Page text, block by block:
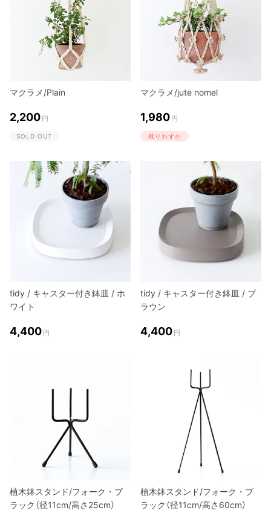
マクラメ/Plain
2,200 円
SOLD OUT
マクラメ/jute nomel
1,980 円
残りわずか
tidy / キャスター付き鉢皿 / ホ
ワイト
4,400 円
tidy / キャスター付き鉢皿 / ブ
ラウン
4,400 円
植木鉢スタンド/フォーク・ブ
ラック（径11cm/高さ25cm）
植木鉢スタンド/フォーク・ブ
ラック（径11cm/高さ60cm）